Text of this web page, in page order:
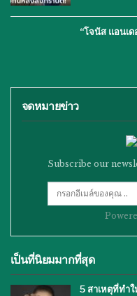
“โจนัส แอนเ
จดหมายข่าว
Subscribe our
เป็นที่นิยมมากที่สุด
5 สาเหตุที่ทำ